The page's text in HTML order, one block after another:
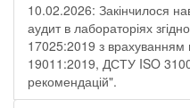
10.02.2026: Закінчилося
аудит в лабораторіях
17025:2019 з
19011:2019, ДСТУ ISO
рекомендацій".